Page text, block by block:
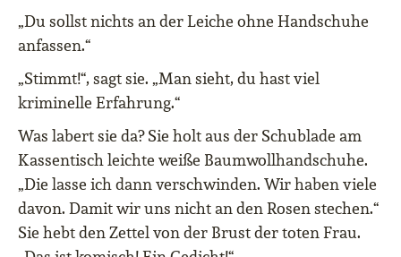
„Du sollst nichts an der Leiche ohne Handschuhe
anfassen.“
„Stimmt!“, sagt sie. „Man sieht, du hast viel
kriminelle Erfahrung.“
Was labert sie da? Sie holt aus der Schublade am
Kassentisch leichte weiße Baumwollhandschuhe.
„Die lasse ich dann verschwinden. Wir haben viele
davon. Damit wir uns nicht an den Rosen stechen.“
Sie hebt den Zettel von der Brust der toten Frau.